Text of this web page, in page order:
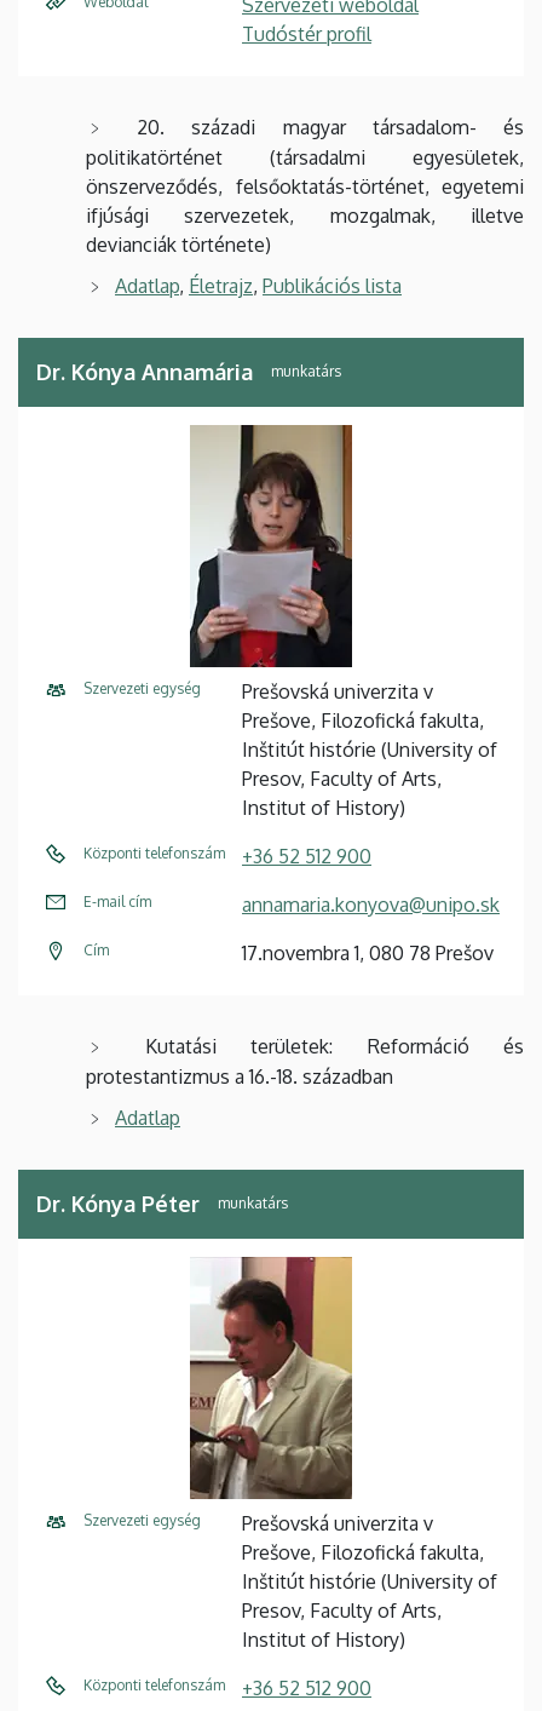
Tudóstér profil
20. századi magyar társadalom- és
politikatörténet (társadalmi egyesületek,
önszerveződés, felsőoktatás-történet, egyetemi
ifjúsági szervezetek, mozgalmak, illetve
devianciák története)
Adatlap, Életrajz, Publikációs lista
Dr. Kónya Annamária munkatárs
Szervezeti egység
Prešovská univerzita v
Prešove, Filozofická fakulta,
Inštitút histórie (University of
Presov, Faculty of Arts,
Institut of History)
Központi telefonszám +36 52 512 900
E-mail cím annamaria.konyova@unipo.sk
Cím 17.novembra 1, 080 78 Prešov
Kutatási területek: Reformáció és
protestantizmus a 16.-18. században
Adatlap
Dr. Kónya Péter munkatárs
Szervezeti egység
Prešovská univerzita v
Prešove, Filozofická fakulta,
Inštitút histórie (University of
Presov, Faculty of Arts,
Institut of History)
Központi telefonszám +36 52 512 900